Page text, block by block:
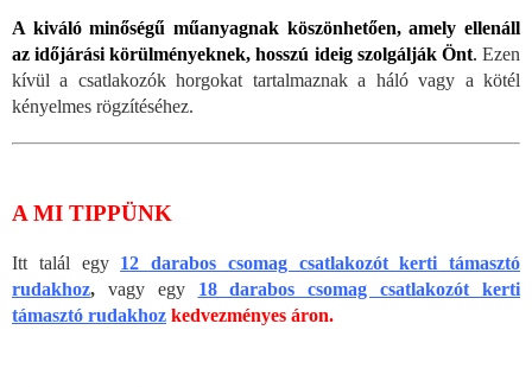
A kiváló minőségű műanyagnak köszönhetően, amely ellenáll
az időjárási körülményeknek, hosszú ideig szolgálják Önt. Ezen
kívül a csatlakozók horgokat tartalmaznak a háló vagy a kötél
kényelmes rögzítéséhez.
A MI TIPPÜNK
Itt talál egy 12 darabos csomag csatlakozót kerti támasztó
rudakhoz, vagy egy 18 darabos csomag csatlakozót kerti
támasztó rudakhoz kedvezményes áron.